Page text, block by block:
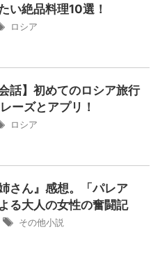
い絶品料理10選！
ロシア
話】初めてのロシア旅行
ーズとアプリ！
ロシア
さん』感想。「パレア
る大人の女性の奮闘記
その他小説